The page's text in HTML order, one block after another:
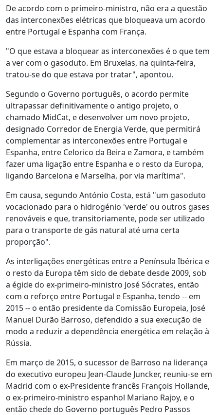
De acordo com o primeiro-ministro, não era a questão
das interconexões elétricas que bloqueava um acordo
entre Portugal e Espanha com França.
"O que estava a bloquear as interconexões é o que tem
a ver com o gasoduto. Em Bruxelas, na quinta-feira,
tratou-se do que estava por tratar", apontou.
Segundo o Governo português, o acordo permite
ultrapassar definitivamente o antigo projeto, o
chamado MidCat, e desenvolver um novo projeto,
designado Corredor de Energia Verde, que permitirá
complementar as interconexões entre Portugal e
Espanha, entre Celorico da Beira e Zamora, e também
fazer uma ligação entre Espanha e o resto da Europa,
ligando Barcelona e Marselha, por via marítima".
Em causa, segundo António Costa, está "um gasoduto
vocacionado para o hidrogénio 'verde' ou outros gases
renováveis e que, transitoriamente, pode ser utilizado
para o transporte de gás natural até uma certa
proporção".
As interligações energéticas entre a Península Ibérica e
o resto da Europa têm sido de debate desde 2009, sob
a égide do ex-primeiro-ministro José Sócrates, então
com o reforço entre Portugal e Espanha, tendo -- em
2015 -- o então presidente da Comissão Europeia, José
Manuel Durão Barroso, defendido a sua execução de
modo a reduzir a dependência energética em relação à
Rússia.
Em março de 2015, o sucessor de Barroso na liderança
do executivo europeu Jean-Claude Juncker, reuniu-se em
Madrid com o ex-Presidente francês François Hollande,
o ex-primeiro-ministro espanhol Mariano Rajoy, e o
então chede do Governo português Pedro Passos